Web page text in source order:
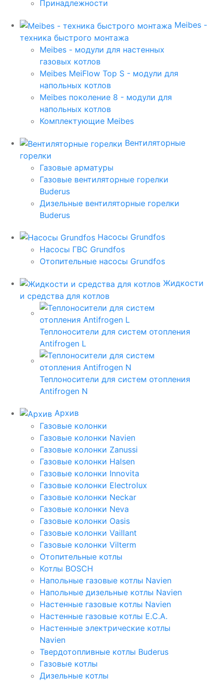
Принадлежности
Meibes -
техника быстрого монтажа
Meibes - модули для настенных
газовых котлов
Meibes MeiFlow Top S - модули для
напольных котлов
Meibes поколение 8 - модули для
напольных котлов
Комплектующие Meibes
Вентиляторные
горелки
Газовые арматуры
Газовые вентиляторные горелки
Buderus
Дизельные вентиляторные горелки
Buderus
Насосы Grundfos
Насосы ГВС Grundfos
Отопительные насосы Grundfos
Жидкости
и средства для котлов
Теплоносители для систем отопления
Antifrogen L
Теплоносители для систем отопления
Antifrogen N
Архив
Газовые колонки
Газовые колонки Navien
Газовые колонки Zanussi
Газовые колонки Halsen
Газовые колонки Innovita
Газовые колонки Electrolux
Газовые колонки Neckar
Газовые колонки Neva
Газовые колонки Oasis
Газовые колонки Vaillant
Газовые колонки Vilterm
Отопительные котлы
Котлы BOSCH
Напольные газовые котлы Navien
Напольные дизельные котлы Navien
Настенные газовые котлы Navien
Настенные газовые котлы E.C.A.
Настенные электрические котлы
Navien
Твердотопливные котлы Buderus
Газовые котлы
Дизельные котлы